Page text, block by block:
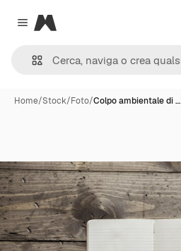
Close menu
Magnific
Home/Stock/Foto/Colpo ambientale di …